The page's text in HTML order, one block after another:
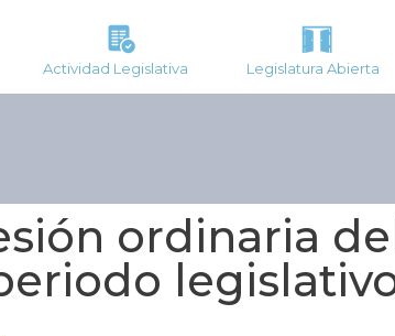
Actividad Legislativa Legislatura Abierta
ordinaria